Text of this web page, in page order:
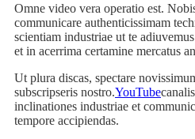
Omne video vera operatio est.
communicare authenticissimam
scientiam industriae ut te
et in acerrima certamine mercatus
Ut plura discas, spectare
subscripseris nostro.YouTube
inclinationes industriae et
tempore accipiendas.